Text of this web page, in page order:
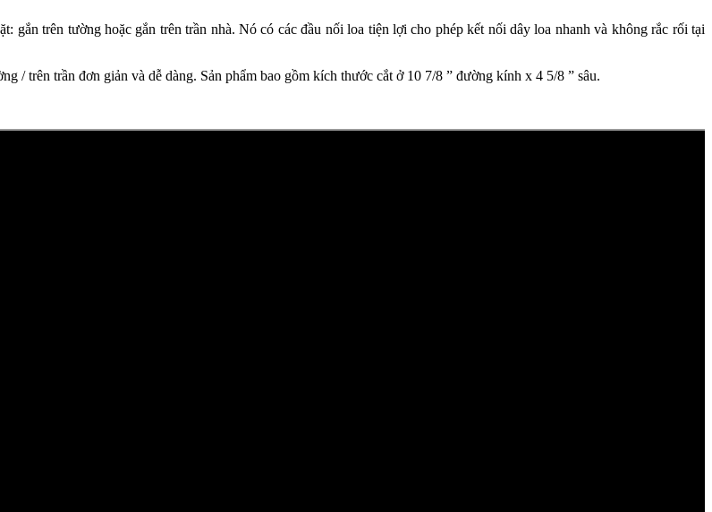
gắn trên tường hoặc gắn trên trần nhà. Nó có các đầu nối loa tiện lợi cho phép kết nối dây loa nhanh và không rắc rối tại
/ trên trần đơn giản và dễ dàng. Sản phẩm bao gồm kích thước cắt ở 10 7/8 ” đường kính x 4 5/8 ” sâu.